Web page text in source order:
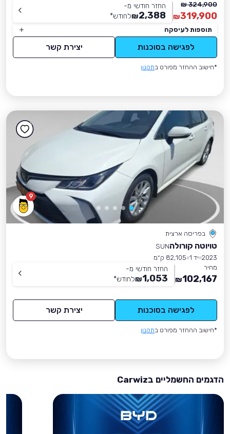
324,900 ₪
319,900
₪
החזר חודשי מ-
2,388
₪לחודש*
תוספות לעיסקה
לפגישה בסוכנות יצירת קשר
*חישוב ההחזר מפורט בתקנון
9
בפריסה ארצית
טויוטה קורולהSUN
2023 יד 1
82,105 ק״מ
מחיר
102,167
₪
החזר חודשי מ-
1,053
₪לחודש*
לפגישה בסוכנות יצירת קשר
*חישוב ההחזר מפורט בתקנון
הדגמים החשמליים בCarwiz